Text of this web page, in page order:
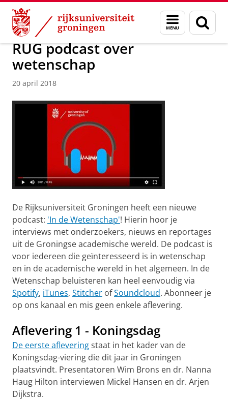
Skip
Content
Skip
Navigation
Menu
en
zoeken
Over ons Actueel Nieuws Nieuwsberichten
RUG podcast over
wetenschap
20 april 2018
De Rijksuniversiteit Groningen heeft een nieuwe
podcast: 'In de Wetenschap'! Hierin hoor je
interviews met onderzoekers, nieuws en reportages
uit de Groningse academische wereld. De podcast is
voor iedereen die geïnteresseerd is in wetenschap
en in de academische wereld in het algemeen. In de
Wetenschap beluisteren kan heel eenvoudig via
Spotify, iTunes, Stitcher ofSoundcloud. Abonneer je
op ons kanaal en mis geen enkele aflevering.
Aflevering 1 - Koningsdag
De eerste afleveringstaat in het kader van de
Koningsdag-viering die dit jaar in Groningen
plaatsvindt. Presentatoren Wim Brons en dr. Nanna
Haug Hilton interviewen Mickel Hansen en dr. Arjen
Dijkstra.